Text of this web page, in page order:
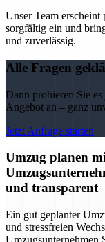
Unser Team
sorgfältig ein und
und zuverlässig.
Alle Fragen
Dann probieren Sie
Angebot an – ganz
Jetzt Anfrage starten
Umzug planen
und transparent
Ein gut geplanter
und stressfreien
Umzugsunternehmen